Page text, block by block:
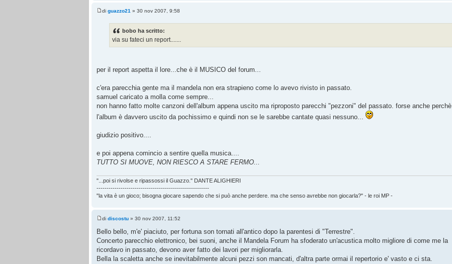
di guazzo21 » 30 nov 2007, 9:58
bobo ha scritto:
via su fateci un report.......
per il report aspetta il lore...che è il MUSICO del forum...
c'era parecchia gente ma il mandela non era strapieno come lo avevo rivisto in passato.
samuel caricato a molla come sempre...
non hanno fatto molte canzoni dell'album appena uscito ma riproposto parecchi "pezzoni" del passato. forse anche perchè
l'album è davvero uscito da pochissimo e quindi non se le sarebbe cantate quasi nessuno...
giudizio positivo....
e poi appena comincio a sentire quella musica....
TUTTO SI MUOVE, NON RIESCO A STARE FERMO...
"...poi si rivolse e ripassossi il Guazzo." DANTE ALIGHIERI
--------------------------------------------------------
"la vita è un gioco; bisogna giocare sapendo che si può anche perdere. ma che senso avrebbe non giocarla?" - le roi MP -
di discostu » 30 nov 2007, 11:52
Bello bello, m'e' piaciuto, per fortuna son tornati all'antico dopo la parentesi di "Terrestre".
Concerto parecchio elettronico, bei suoni, anche il Mandela Forum ha sfoderato un'acustica molto migliore di come me la
ricordavo in passato, devono aver fatto dei lavori per migliorarla.
Bella la scaletta anche se inevitabilmente alcuni pezzi son mancati, d'altra parte ormai il repertorio e' vasto e ci sta.